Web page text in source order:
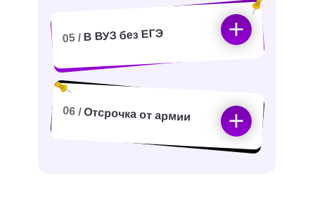
05 / В ВУЗ без ЕГЭ
06 / Отсрочка от армии